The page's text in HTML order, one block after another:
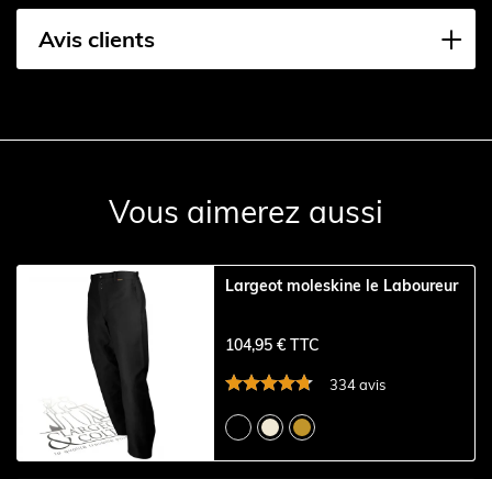
Avis clients
Vous aimerez aussi
Largeot moleskine le Laboureur
104,95 € TTC
334 avis